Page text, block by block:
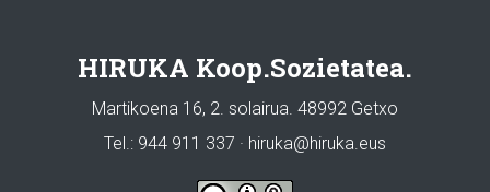
HIRUKA Koop.Sozietatea.
Martikoena 16, 2. solairua. 48992 Getxo
Tel.: 944 911 337 · hiruka@hiruka.eus